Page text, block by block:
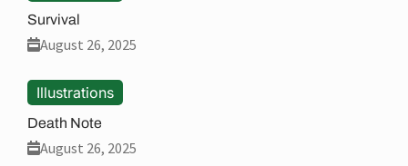
Survival
August 26, 2025
Illustrations
Death Note
August 26, 2025